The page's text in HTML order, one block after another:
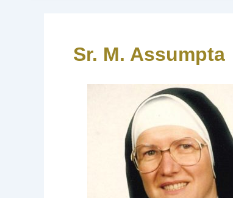
Sr. M. Assumpta